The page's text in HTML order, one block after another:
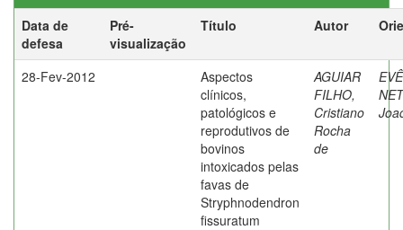
Data de
defesa
Pré-
visualização
Título Autor
28-Fev-2012
Aspectos
clínicos,
patológicos e
reprodutivos de
bovinos
intoxicados pelas
favas de
Stryphnodendron
fissuratum
AGUIAR
FILHO,
Cristiano
Rocha
de